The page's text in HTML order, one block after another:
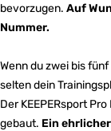
bevorzugen. Auf
Nummer.
Wenn du zwei bis
selten dein
Der KEEPERsport
gebaut. Ein